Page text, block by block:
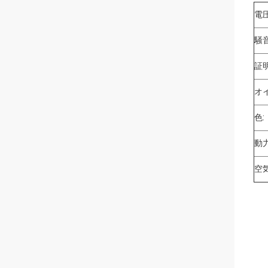
電
騒
証
オ
色:
動
空